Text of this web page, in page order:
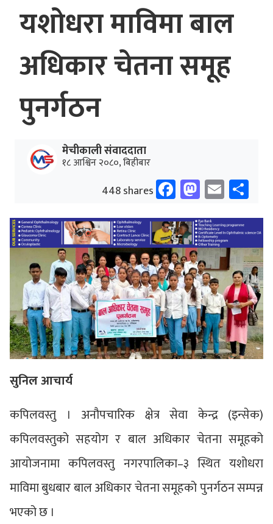
यशोधरा माविमा बाल
अधिकार चेतना समूह
पुनर्गठन
मेचीकाली संवाददाता
१८ आश्विन २०८०, बिहीबार
448 shares Facebook
Email
सुनिल आचार्य
कपिलवस्तु । अनौपचारिक क्षेत्र सेवा केन्द्र (इन्सेक)
कपिलवस्तुको सहयोग र बाल अधिकार चेतना समूहको
आयोजनामा कपिलवस्तु नगरपालिका–३ स्थित यशोधरा
माविमा बुधबार बाल अधिकार चेतना समूहको पुनर्गठन सम्पन्न
भएको छ ।